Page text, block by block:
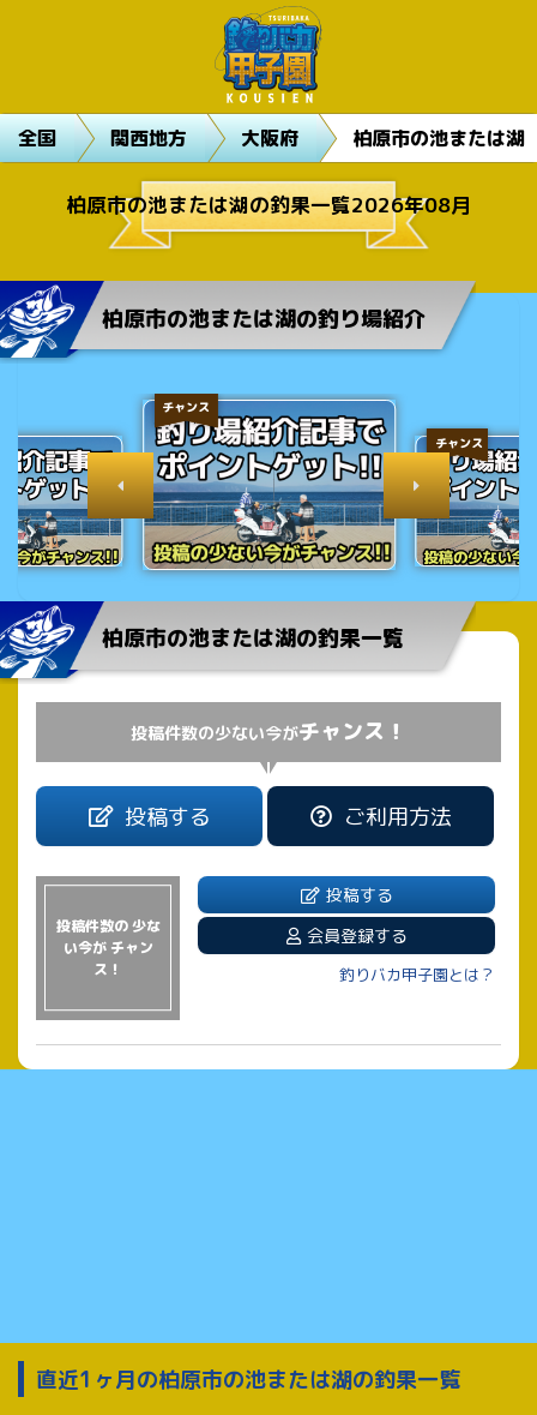
全国 関西地方 大阪府 柏原市の池または湖
柏原市の池または湖の釣果一覧2026年08月
柏原市の池または湖の釣り場紹介
チャンス
チャンス
柏原市の池または湖の釣果一覧
投稿件数の少ない今がチャンス！
投稿する ご利用方法
投稿件数の 少な
い今が チャン
ス！
投稿する
会員登録する
釣りバカ甲子園とは？
直近1ヶ月の柏原市の池または湖の釣果一覧